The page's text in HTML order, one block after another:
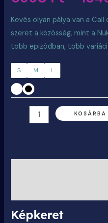
Kevés olyan pálya van a
szeret a közösség, mint a
több epizódban, több
S M L
KOSÁRBA
Képkeret